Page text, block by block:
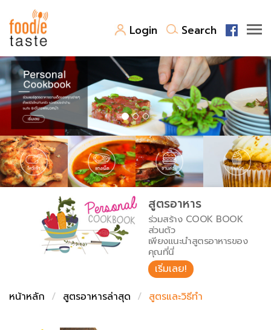
Login Search
สูตรอาหาร
สูตรอาหารล่าสุด
Top Foodie
พาไปชิม
สารพันก้นครัว
เคล็ดลับน่ารู้
เปรียบเทียบหน่วยการตวง
เปรียบเทียบอุณหภูมิ
เปรียบเทียบน้ำหนักวัตถุดิบ
FoodPedia
สร้าง Cookbook
สูตรอาหาร
ร่วมสร้าง COOK BOOK
ส่วนตัว
เพียงแนะนำสูตรอาหารของ
คุณที่นี่
เริ่มเลย!
หน้าหลัก
สูตรอาหารล่าสุด สูตรและวิธีทำ